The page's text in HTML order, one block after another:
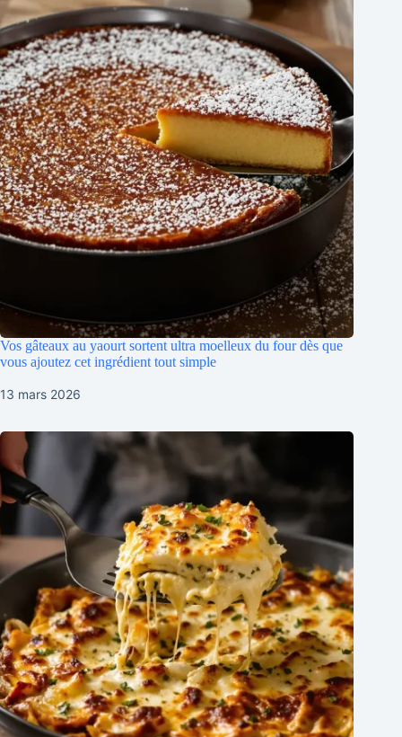
Vos gâteaux au yaourt sortent ultra moelleux du four dès que
vous ajoutez cet ingrédient tout simple
13 mars 2026